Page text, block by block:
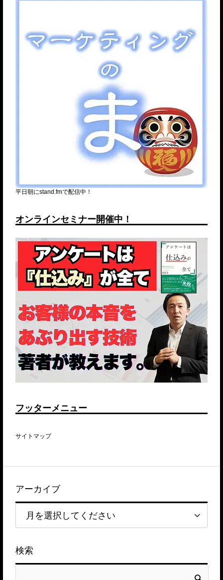
平日朝にstand.fmで配信中！
オンラインセミナー開催中！
フッターメニュー
サイトマップ
アーカイブ
検索